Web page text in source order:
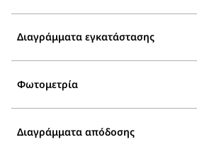
Διαγράμματα εγκατάστασης
Φωτομετρία
Διαγράμματα απόδοσης